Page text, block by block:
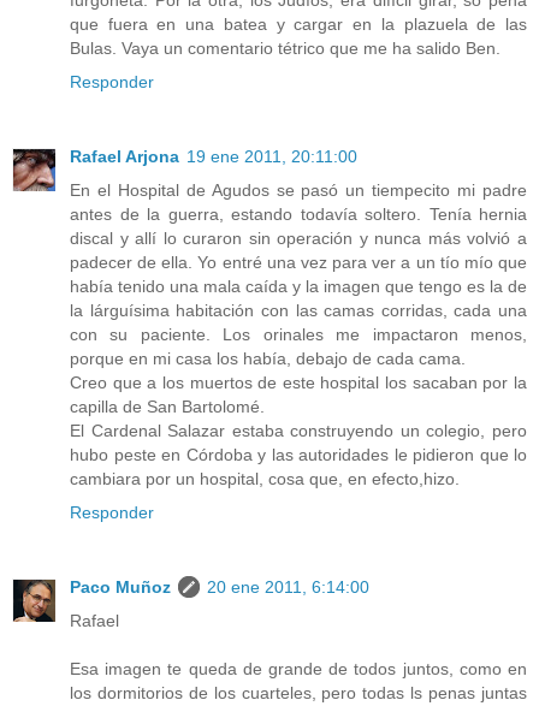
que fuera en una batea y cargar en la plazuela de las
Bulas. Vaya un comentario tétrico que me ha salido Ben.
Responder
Rafael Arjona 19 ene 2011, 20:11:00
En el Hospital de Agudos se pasó un tiempecito mi padre
antes de la guerra, estando todavía soltero. Tenía hernia
discal y allí lo curaron sin operación y nunca más volvió a
padecer de ella. Yo entré una vez para ver a un tío mío que
había tenido una mala caída y la imagen que tengo es la de
la lárguísima habitación con las camas corridas, cada una
con su paciente. Los orinales me impactaron menos,
porque en mi casa los había, debajo de cada cama.
Creo que a los muertos de este hospital los sacaban por la
capilla de San Bartolomé.
El Cardenal Salazar estaba construyendo un colegio, pero
hubo peste en Córdoba y las autoridades le pidieron que lo
cambiara por un hospital, cosa que, en efecto,hizo.
Responder
Paco Muñoz
20 ene 2011, 6:14:00
Rafael
Esa imagen te queda de grande de todos juntos, como en
los dormitorios de los cuarteles, pero todas ls penas juntas